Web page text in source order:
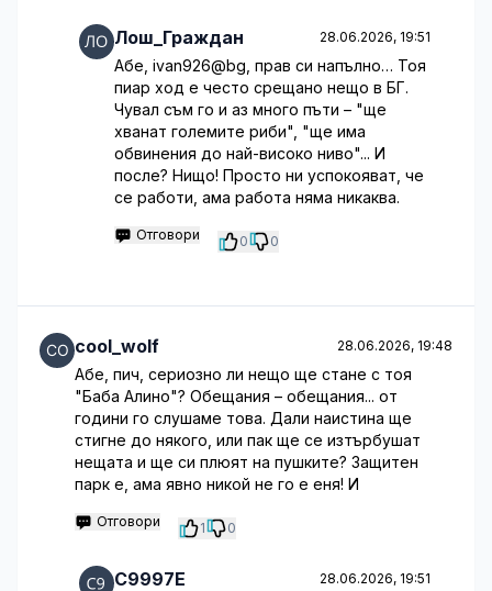
Лош_Граждан 28.06.2026, 19:51
Абе, ivan926@bg, прав си напълно… Тоя
пиар ход е често срещано нещо в БГ.
Чувал съм го и аз много пъти – "ще
хванат големите риби", "ще има
обвинения до най-високо ниво"... И
после? Нищо! Просто ни успокояват, че
се работи, ама работа няма никаква.
Отговори 0 0
cool_wolf 28.06.2026, 19:48
Абе, пич, сериозно ли нещо ще стане с тоя
"Баба Алино"? Обещания – обещания... от
години го слушаме това. Дали наистина ще
стигне до някого, или пак ще се изтърбушат
нещата и ще си плюят на пушките? Защитен
парк е, ама явно никой не го е еня! И
Отговори 1 0
C9997E 28.06.2026, 19:51